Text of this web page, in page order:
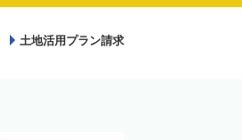
土地活用プラン請求